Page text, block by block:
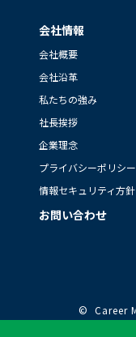
会社情報
会社概要
会社沿革
私たちの強み
社長挨拶
企業理念
プライバシーポリシー
情報セキュリティ方針
お問い合わせ
© Career